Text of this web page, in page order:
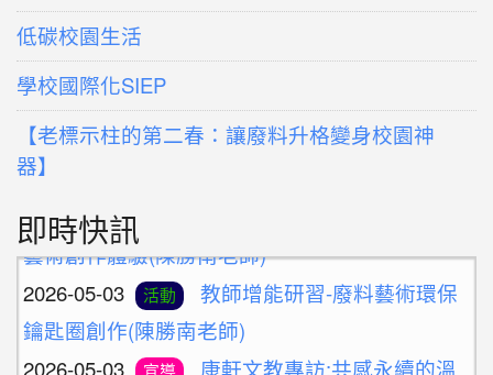
低碳校園生活
學校國際化SIEP
【老標示柱的第二春：讓廢料升格變身校園神
器】
即時快訊
2026-05-10
藝術創作體驗(陳勝南老師)
2026-05-03 活動
教師增能研習-廢料藝術環保
鑰匙圈創作(陳勝南老師)
2026-05-03 宣導
康軒文教專訪:共感永續的溫